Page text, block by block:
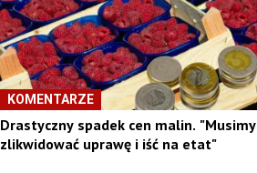
KOMENTARZE
Drastyczny spadek cen malin. "Musimy
zlikwidować uprawę i iść na etat"